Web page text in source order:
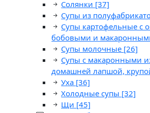
Солянки [37]
Супы из
Супы картофельные с
бобовыми и
Супы молочные [26]
Супы с макаронными
домашней лапшой,
Уха [36]
Холодные супы [32]
Щи [45]